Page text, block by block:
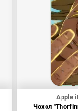
Apple
Чохол